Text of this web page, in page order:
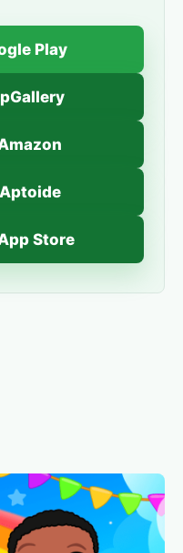
Play
Store